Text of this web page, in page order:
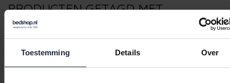
Toestemming Details Over
PRODUCTEN GETAGD MET
Geen producten gevonden!